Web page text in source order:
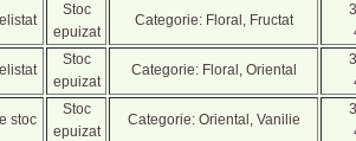
Stoc
epuizat
Categorie: Floral, Fructat
Stoc
epuizat
Categorie: Floral, Oriental
stoc
Stoc
epuizat
Categorie: Oriental, Vanilie